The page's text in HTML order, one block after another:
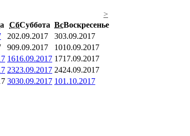
>
СбСуббота ВсВоскресенье
202.09.2017 303.09.2017
909.09.2017 1010.09.2017
1616.09.2017 1717.09.2017
2323.09.2017 2424.09.2017
3030.09.2017 101.10.2017